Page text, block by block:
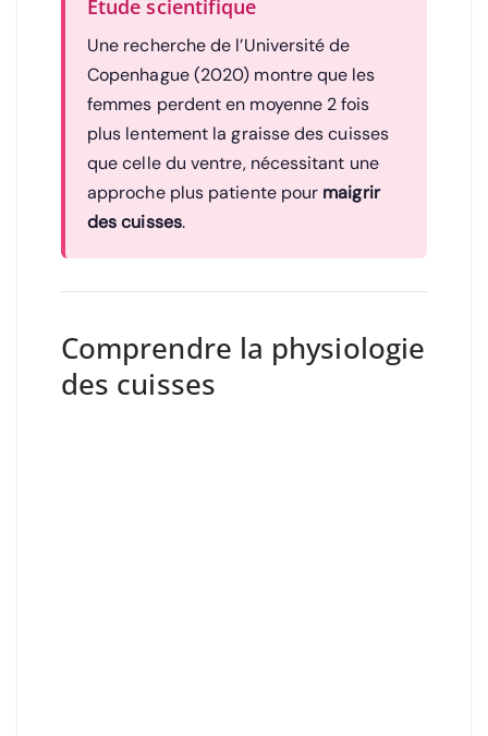
Étude scientifique
Une recherche de l’Université de
Copenhague (2020) montre que les
femmes perdent en moyenne 2 fois
plus lentement la graisse des cuisses
que celle du ventre, nécessitant une
approche plus patiente pour maigrir
des cuisses.
Comprendre la physiologie
des cuisses